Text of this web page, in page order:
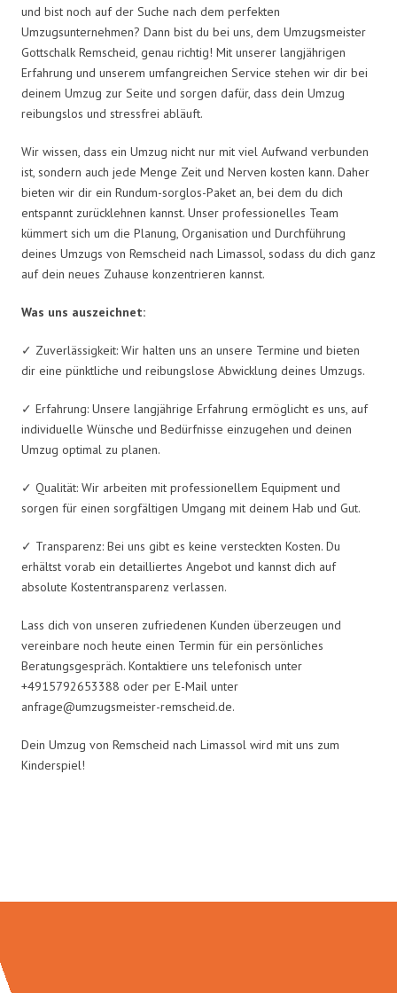
und bist noch auf der Suche nach dem perfekten
Umzugsunternehmen? Dann bist du bei uns, dem Umzugsmeister
Gottschalk Remscheid, genau richtig! Mit unserer langjährigen
Erfahrung und unserem umfangreichen Service stehen wir dir bei
deinem Umzug zur Seite und sorgen dafür, dass dein Umzug
reibungslos und stressfrei abläuft.
Wir wissen, dass ein Umzug nicht nur mit viel Aufwand verbunden
ist, sondern auch jede Menge Zeit und Nerven kosten kann. Daher
bieten wir dir ein Rundum-sorglos-Paket an, bei dem du dich
entspannt zurücklehnen kannst. Unser professionelles Team
kümmert sich um die Planung, Organisation und Durchführung
deines Umzugs von Remscheid nach Limassol, sodass du dich ganz
auf dein neues Zuhause konzentrieren kannst.
Was uns auszeichnet:
✓ Zuverlässigkeit: Wir halten uns an unsere Termine und bieten
dir eine pünktliche und reibungslose Abwicklung deines Umzugs.
✓ Erfahrung: Unsere langjährige Erfahrung ermöglicht es uns, auf
individuelle Wünsche und Bedürfnisse einzugehen und deinen
Umzug optimal zu planen.
✓ Qualität: Wir arbeiten mit professionellem Equipment und
sorgen für einen sorgfältigen Umgang mit deinem Hab und Gut.
✓ Transparenz: Bei uns gibt es keine versteckten Kosten. Du
erhältst vorab ein detailliertes Angebot und kannst dich auf
absolute Kostentransparenz verlassen.
Lass dich von unseren zufriedenen Kunden überzeugen und
vereinbare noch heute einen Termin für ein persönliches
Beratungsgespräch. Kontaktiere uns telefonisch unter
+4915792653388 oder per E-Mail unter
anfrage@umzugsmeister-remscheid.de.
Dein Umzug von Remscheid nach Limassol wird mit uns zum
Kinderspiel!